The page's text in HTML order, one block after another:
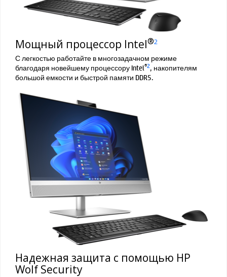
Мощный процессор Intel®2
С легкостью работайте в многозадачном режиме
благодаря новейшему процессору Intel®2, накопителям
большой емкости и быстрой памяти DDR5.
Надежная защита с помощью HP
Wolf Security